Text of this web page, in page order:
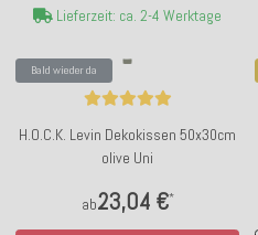
Lieferzeit: ca. 2-4 Werktage
Bald wieder da
H.O.C.K. Levin Dekokissen 50x30cm
olive Uni
ab23,04 €*